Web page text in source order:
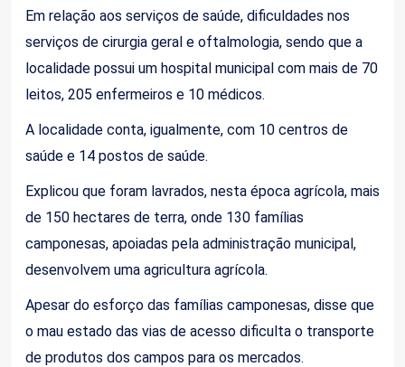
Em relação aos serviços de saúde, dificuldades nos
serviços de cirurgia geral e oftalmologia, sendo que a
localidade possui um hospital municipal com mais de 70
leitos, 205 enfermeiros e 10 médicos.
A localidade conta, igualmente, com 10 centros de
saúde e 14 postos de saúde.
Explicou que foram lavrados, nesta época agrícola, mais
de 150 hectares de terra, onde 130 famílias
camponesas, apoiadas pela administração municipal,
desenvolvem uma agricultura agrícola.
Apesar do esforço das famílias camponesas, disse que
o mau estado das vias de acesso dificulta o transporte
de produtos dos campos para os mercados.